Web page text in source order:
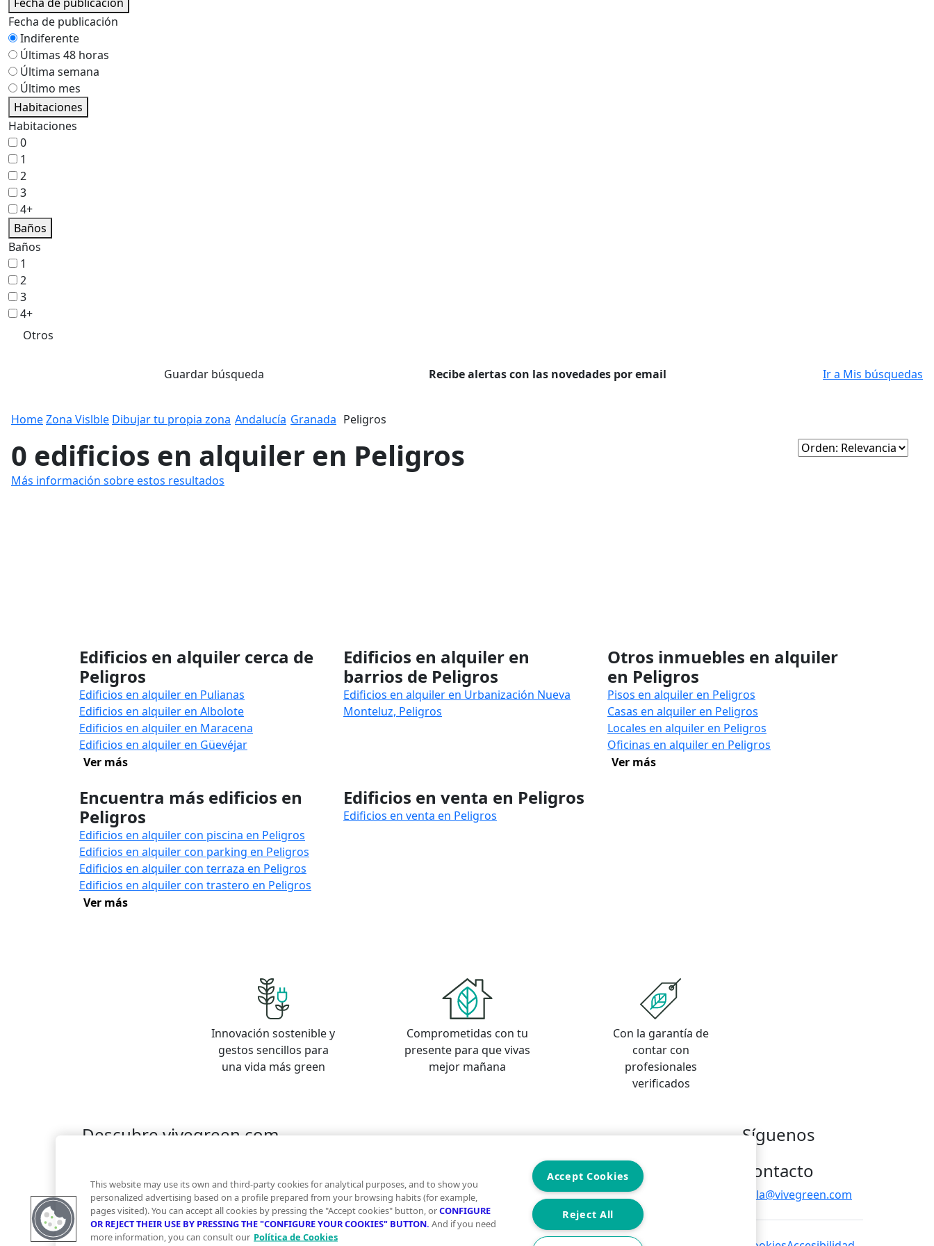
Fecha de publicación
Indiferente
Últimas 48 horas
Última semana
Último mes
Habitaciones
Habitaciones
0
1
2
3
4+
Baños
Baños
1
2
3
4+
Otros
Guardar búsqueda Recibe alertas con las novedades por email Ir a Mis búsquedas
HomeZona Vislble Dibujar tu propia zona Andalucía Granada Peligros
0 edificios en alquiler en Peligros
Más información sobre estos resultados
Edificios en alquiler cerca de
Peligros
Edificios en alquiler en Pulianas
Edificios en alquiler en Albolote
Edificios en alquiler en Maracena
Edificios en alquiler en Güevéjar
Ver más
Edificios en alquiler en
barrios de Peligros
Edificios en alquiler en Urbanización Nueva
Monteluz, Peligros
Otros inmuebles en alquiler
en Peligros
Pisos en alquiler en Peligros
Casas en alquiler en Peligros
Locales en alquiler en Peligros
Oficinas en alquiler en Peligros
Ver más
Encuentra más edificios en
Peligros
Edificios en alquiler con piscina en Peligros
Edificios en alquiler con parking en Peligros
Edificios en alquiler con terraza en Peligros
Edificios en alquiler con trastero en Peligros
Ver más
Edificios en venta en Peligros
Edificios en venta en Peligros
Innovación sostenible y
gestos sencillos para
una vida más green
Comprometidas con tu
presente para que vivas
mejor mañana
Con la garantía de
contar con
profesionales
verificados
Descubre vivegreen.com
Financiación
Síguenos
Contacto
hola@vivegreen.com
This website may use its own and third-party cookies for analytical purposes, and to show you
personalized advertising based on a profile prepared from your browsing habits (for example,
pages visited). You can accept all cookies by pressing the "Accept cookies" button, orCONFIGURE
OR REJECT THEIR USE BY PRESSING THE "CONFIGURE YOUR COOKIES" BUTTON. And if you need
more information, you can consult our Política de Cookies
Accept Cookies
Reject All